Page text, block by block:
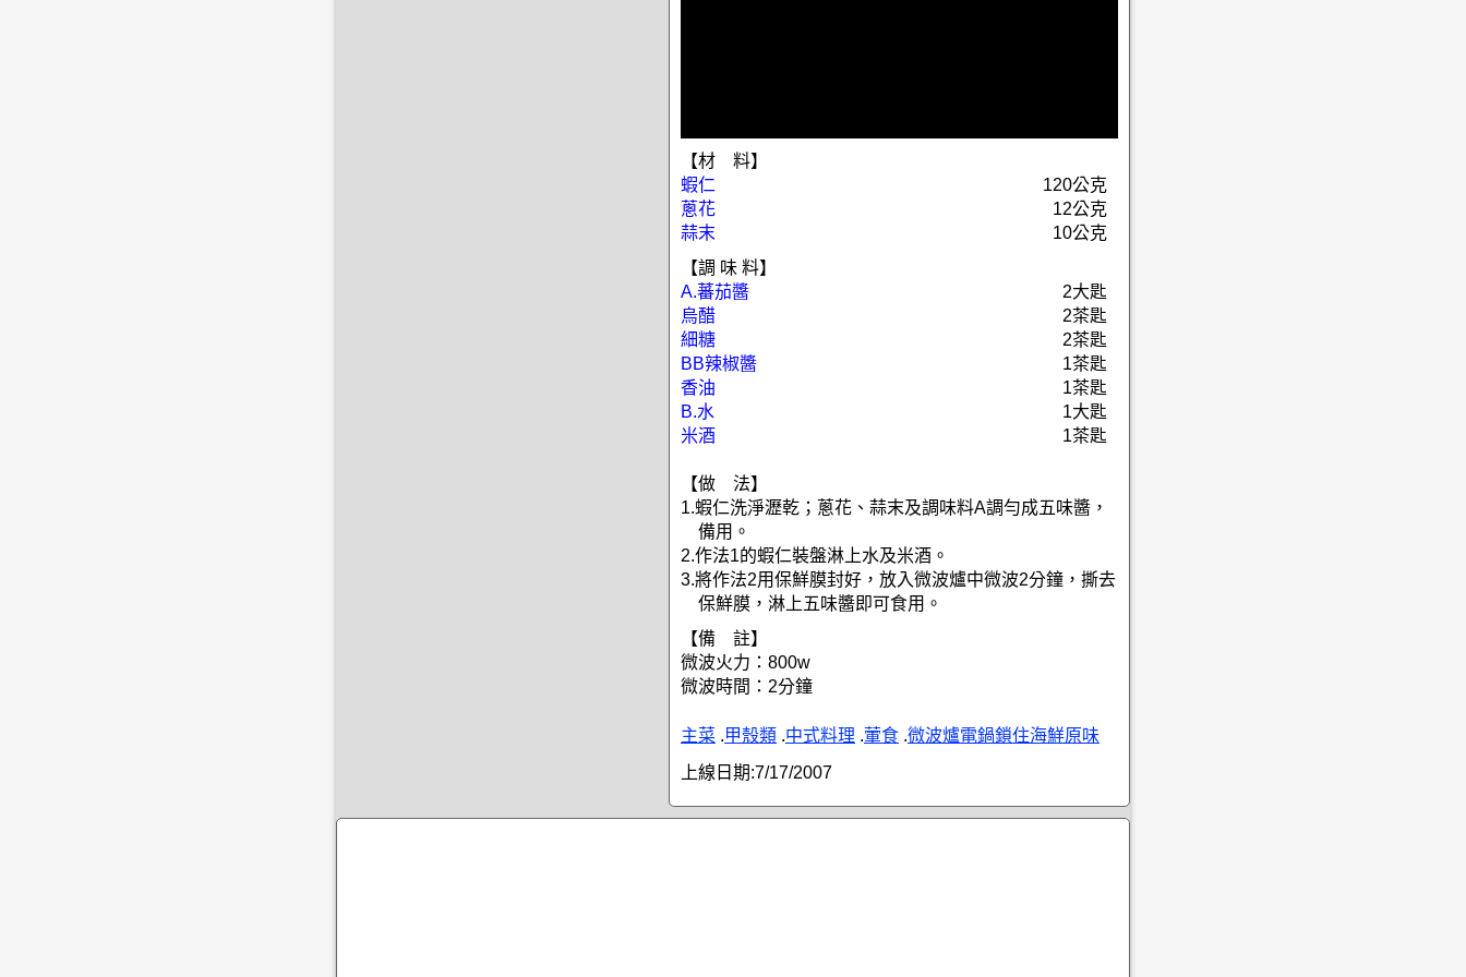
【材 料】
蝦仁
120公克
蔥花
12公克
蒜末
10公克
【調 味 料】
A.蕃茄醬
2大匙
烏醋
2茶匙
細糖
2茶匙
BB辣椒醬
1茶匙
香油
1茶匙
B.水
1大匙
米酒
1茶匙
【做 法】
1.蝦仁洗淨瀝乾；蔥花、蒜末及調味料A調勻成五味醬，
備用。
2.作法1的蝦仁裝盤淋上水及米酒。
3.將作法2用保鮮膜封好，放入微波爐中微波2分鐘，撕去
保鮮膜，淋上五味醬即可食用。
【備 註】
微波火力：800w
微波時間：2分鐘
主菜 .甲殼類 .中式料理 .葷食 .微波爐電鍋鎖住海鮮原味
上線日期:7/17/2007